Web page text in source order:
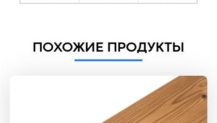
ПОХОЖИЕ ПРОДУКТЫ